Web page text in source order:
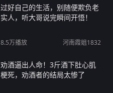
过好自己的生活，别随便欺负老
实人，听大哥说完瞬间开悟！
8.5万播放 河南霞姐1832
劝酒逼出人命！3斤酒下肚心肌
梗死，劝酒者的结局太惨了